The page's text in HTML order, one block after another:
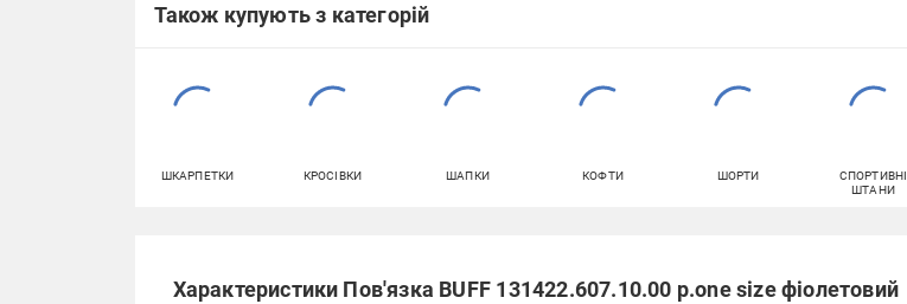
Також купують з категорій
ШКАРПЕТКИ КРОСІВКИ ШАПКИ КОФТИ ШОРТИ
СПОРТИВНІ
ШТАНИ
Характеристики Пов'язка BUFF 131422.607.10.00 р.one size фіолетовий